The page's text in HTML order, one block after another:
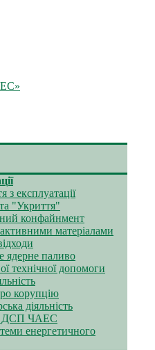
з експлуатації
"Укриття"
конфайнмент
матеріалами
ядерне паливо
технічної допомоги
корупцію
діяльність
ДСП ЧАЕС
енергетичного